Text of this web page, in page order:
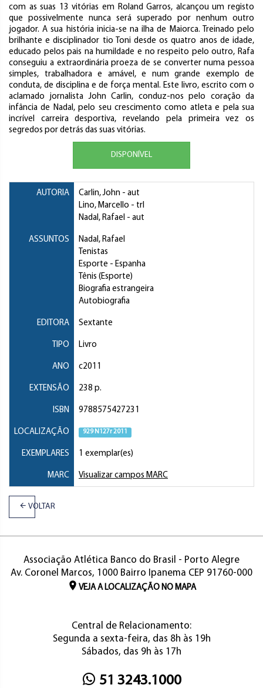
com as suas 13 vitórias em Roland Garros, alcançou um registo
que possivelmente nunca será superado por nenhum outro
jogador. A sua história inicia-se na ilha de Maiorca. Treinado pelo
brilhante e disciplinador tio Toni desde os quatro anos de idade,
educado pelos pais na humildade e no respeito pelo outro, Rafa
conseguiu a extraordinária proeza de se converter numa pessoa
simples, trabalhadora e amável, e num grande exemplo de
conduta, de disciplina e de força mental. Este livro, escrito com o
aclamado jornalista John Carlin, conduz-nos pelo coração da
infância de Nadal, pelo seu crescimento como atleta e pela sua
incrível carreira desportiva, revelando pela primeira vez os
segredos por detrás das suas vitórias.
DISPONÍVEL
AUTORIA Carlin, John - aut
Lino, Marcello - trl
Nadal, Rafael - aut
ASSUNTOS
Nadal, Rafael
Tenistas
Esporte - Espanha
Tênis (Esporte)
Biografia estrangeira
Autobiografia
EDITORA Sextante
TIPO Livro
ANO c2011
EXTENSÃO 238 p.
ISBN 9788575427231
LOCALIZAÇÃO 929 N127r 2011
EXEMPLARES 1 exemplar(es)
MARC Visualizar campos MARC
VOLTAR
Associação Atlética Banco do Brasil - Porto Alegre
Av. Coronel Marcos, 1000 Bairro Ipanema CEP 91760-000
VEJA A LOCALIZAÇÃO NO MAPA
Central de Relacionamento:
Segunda a sexta-feira, das 8h às 19h
Sábados, das 9h às 17h
51 3243.1000